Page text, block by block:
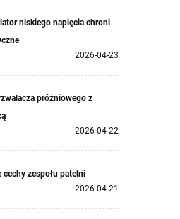
niskiego napięcia chroni
2026-04-23
próżniowego z
2026-04-22
cechy zespołu patelni
2026-04-21